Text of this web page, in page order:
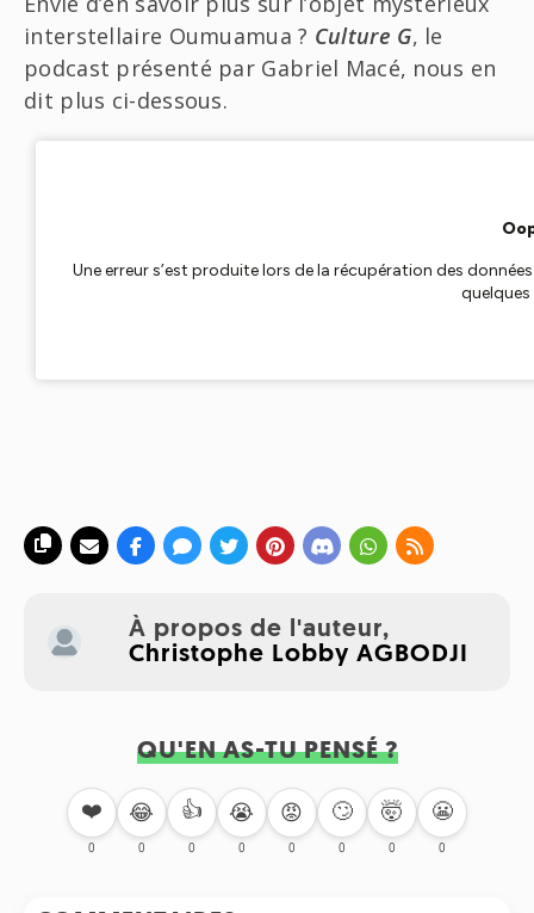
interstellaire Oumuamua ? Culture G, le
podcast présenté par Gabriel Macé, nous en
dit plus ci-dessous.
À propos de l'auteur,
Christophe Lobby AGBODJI
QU'EN AS-TU PENSÉ ?
❤️
0
😂
0
👍
0
😭
0
😡
0
🙄
0
🤯
0
😬
0